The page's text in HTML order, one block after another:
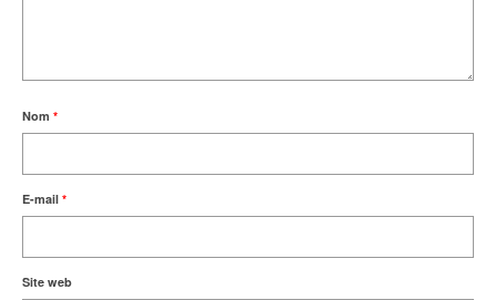
Nom *
E-mail *
Site web